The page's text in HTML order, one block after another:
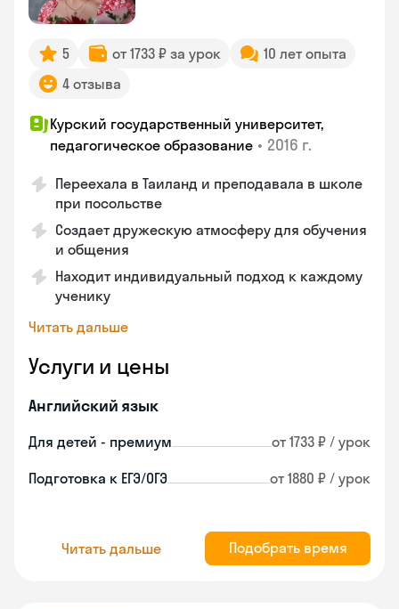
5 от 1733 ₽ за урок
10 лет опыта
4 отзыва
Курский государственный университет,
педагогическое образование • 2016 г.
Переехала в Таиланд и преподавала в школе
при посольстве
Создает дружескую атмосферу для обучения
и общения
Находит индивидуальный подход к каждому
ученику
Читать дальше
Услуги и цены
Английский язык
Для детей - премиум от 1733 ₽ / урок
Подготовка к ЕГЭ/ОГЭ от 1880 ₽ / урок
Читать дальше Подобрать время